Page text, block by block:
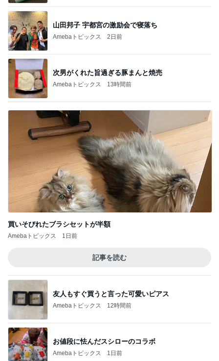
山田邦子 宇都宮の激励会で寝落ち
Amebaトピックス 2日前
次男がくれた旨過ぎる豚まんと焼売
Amebaトピックス 13時間前
買いそびれたブラシセットが半額
Amebaトピックス 1日前
記事を読む
友人もすぐ買うと言った可愛いピアス
Amebaトピックス 12時間前
お値段に怯んだスシローのコラボ
Amebaトピックス 1日前